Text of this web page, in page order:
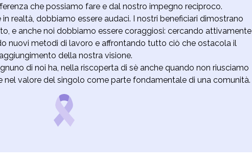
che possiamo fare e dal nostro impegno reciproco.
realtà, dobbiamo essere audaci. I nostri beneficiari dimostrano
e anche noi dobbiamo essere coraggiosi: cercando attivamente
nuovi metodi di lavoro e affrontando tutto ciò che ostacola il
della nostra visione.
di noi ha, nella riscoperta di sè anche quando non riusciamo
nel valore del singolo come parte fondamentale di una comunità.